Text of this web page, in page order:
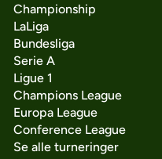
Championship
LaLiga
Bundesliga
Serie A
Ligue 1
Champions League
Europa League
Conference League
Se alle turneringer